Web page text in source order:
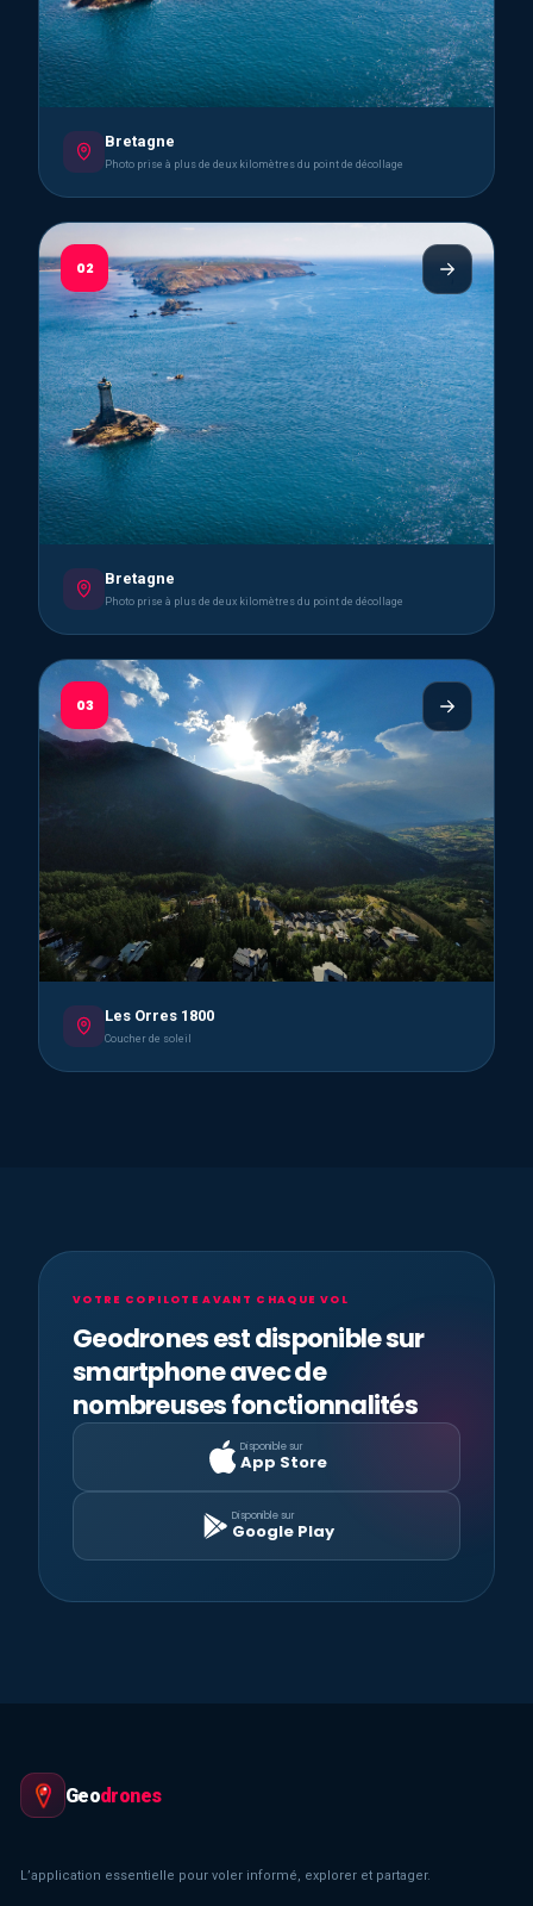
Bretagne
Photo prise à plus de deux kilomètres du point de décollage
02
Bretagne
Photo prise à plus de deux kilomètres du point de décollage
03
Les Orres 1800
Coucher de soleil
VOTRE COPILOTE AVANT CHAQUE VOL
Geodrones est disponible sur
smartphone avec de
nombreuses fonctionnalités
Disponible sur
App Store
Disponible sur
Google Play
Geodrones
L’application essentielle pour voler informé, explorer et partager.